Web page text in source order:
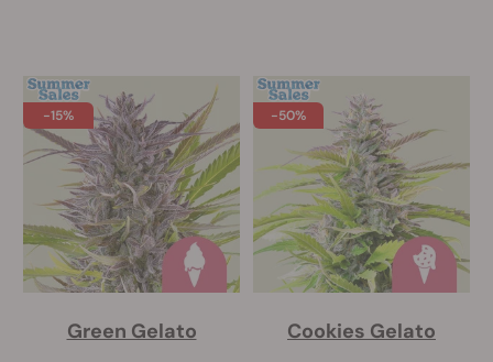
-15%
Green Gelato
-50%
Cookies Gelato